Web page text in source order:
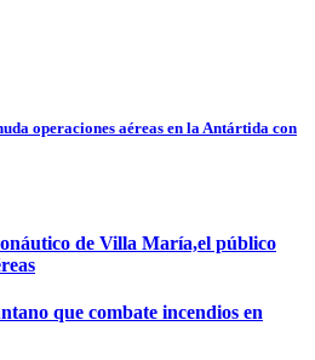
operaciones aéreas en la Antártida con
de Villa María,el público
que combate incendios en